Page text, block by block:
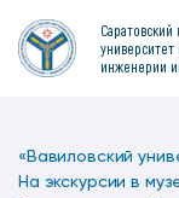
Саратовский
университет
инженерии
«Вавиловский
На экскурсии в